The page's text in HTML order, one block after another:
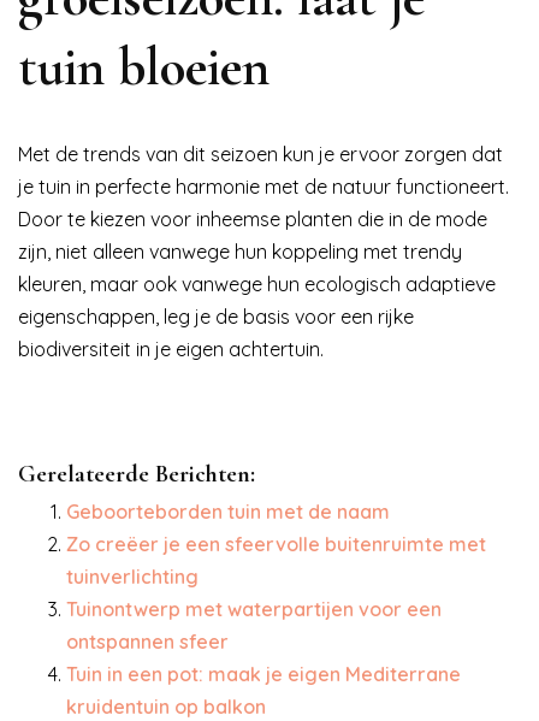
tuin bloeien
Met de trends van dit seizoen kun je ervoor zorgen dat
je tuin in perfecte harmonie met de natuur functioneert.
Door te kiezen voor inheemse planten die in de mode
zijn, niet alleen vanwege hun koppeling met trendy
kleuren, maar ook vanwege hun ecologisch adaptieve
eigenschappen, leg je de basis voor een rijke
biodiversiteit in je eigen achtertuin.
Gerelateerde Berichten:
Geboorteborden tuin met de naam
Zo creëer je een sfeervolle buitenruimte met
tuinverlichting
Tuinontwerp met waterpartijen voor een
ontspannen sfeer
Tuin in een pot: maak je eigen Mediterrane
kruidentuin op balkon